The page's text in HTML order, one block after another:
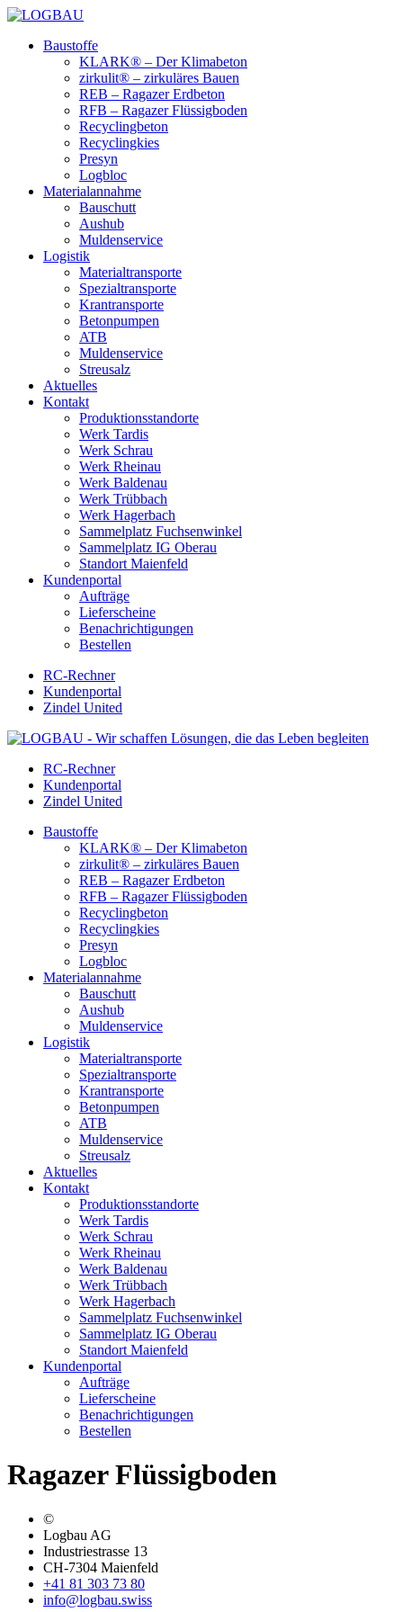
Baustoffe
KLARK® – Der Klimabeton
zirkulit® – zirkuläres Bauen
REB – Ragazer Erdbeton
RFB – Ragazer Flüssigboden
Recyclingbeton
Recyclingkies
Presyn
Logbloc
Materialannahme
Bauschutt
Aushub
Muldenservice
Logistik
Materialtransporte
Spezialtransporte
Krantransporte
Betonpumpen
ATB
Muldenservice
Streusalz
Aktuelles
Kontakt
Produktionsstandorte
Werk Tardis
Werk Schrau
Werk Rheinau
Werk Baldenau
Werk Trübbach
Werk Hagerbach
Sammelplatz Fuchsenwinkel
Sammelplatz IG Oberau
Standort Maienfeld
Kundenportal
Aufträge
Lieferscheine
Benachrichtigungen
Bestellen
RC-Rechner
Kundenportal
Zindel United
RC-Rechner
Kundenportal
Zindel United
Baustoffe
KLARK® – Der Klimabeton
zirkulit® – zirkuläres Bauen
REB – Ragazer Erdbeton
RFB – Ragazer Flüssigboden
Recyclingbeton
Recyclingkies
Presyn
Logbloc
Materialannahme
Bauschutt
Aushub
Muldenservice
Logistik
Materialtransporte
Spezialtransporte
Krantransporte
Betonpumpen
ATB
Muldenservice
Streusalz
Aktuelles
Kontakt
Produktionsstandorte
Werk Tardis
Werk Schrau
Werk Rheinau
Werk Baldenau
Werk Trübbach
Werk Hagerbach
Sammelplatz Fuchsenwinkel
Sammelplatz IG Oberau
Standort Maienfeld
Kundenportal
Aufträge
Lieferscheine
Benachrichtigungen
Bestellen
Ragazer Flüssigboden
©
Logbau AG
Industriestrasse 13
CH-7304 Maienfeld
+41 81 303 73 80
info@logbau.swiss